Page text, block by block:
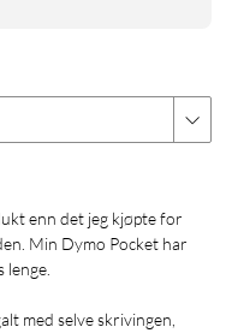
Min Dymo Pocket har
lenge.
med selve skrivingen,